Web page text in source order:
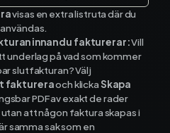
Boka genomgång
Ladda ner vår app
visas en extra listruta där du
innan du fakturerar:Vill
underlag på vad som kommer
slutfakturan? Välj
faktureraoch klickaSkapa
PDF av exakt de rader
att någon faktura skapas i
samma sak som en